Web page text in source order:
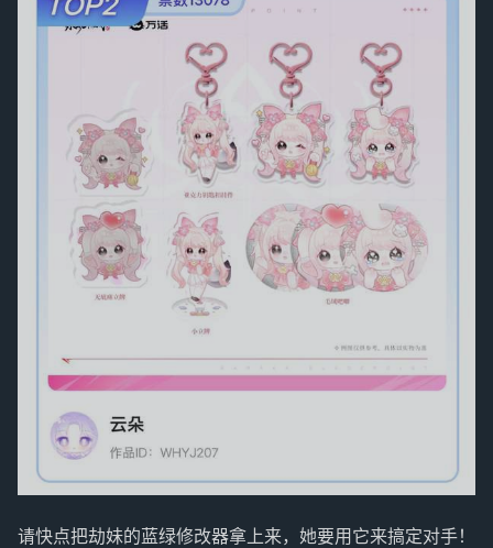
请快点把劫妹的蓝绿修改器拿上来，她要用它来搞定对手！